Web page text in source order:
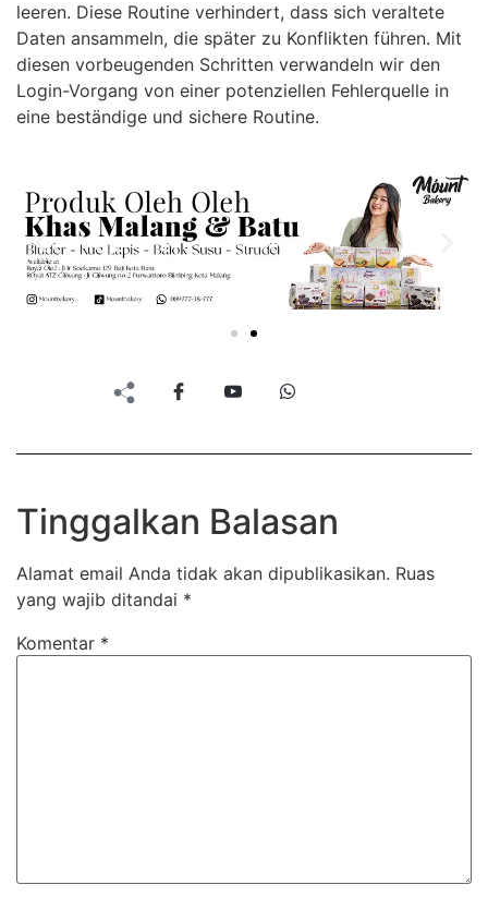
leeren. Diese Routine verhindert, dass sich veraltete
Daten ansammeln, die später zu Konflikten führen. Mit
diesen vorbeugenden Schritten verwandeln wir den
Login-Vorgang von einer potenziellen Fehlerquelle in
eine beständige und sichere Routine.
Tinggalkan Balasan
Alamat email Anda tidak akan dipublikasikan. Ruas
yang wajib ditandai *
Komentar *